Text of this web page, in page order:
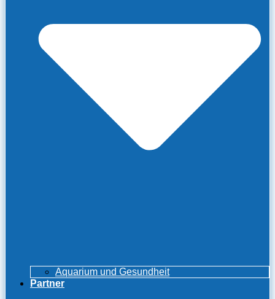
Aquarium und Gesundheit
Partner